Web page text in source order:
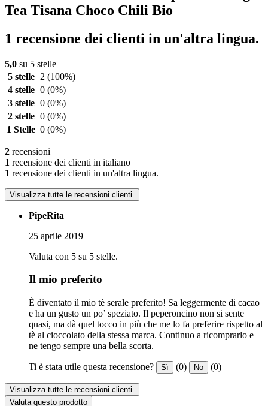
Tea Tisana Choco Chili Bio
1 recensione dei clienti in un'altra lingua.
5,0 su 5 stelle
5 stelle
2 (100%)
4 stelle 0 (0%)
3 stelle 0 (0%)
2 stelle 0 (0%)
1 Stelle 0 (0%)
2 recensioni
1 recensione dei clienti in italiano
1 recensione dei clienti in un'altra lingua.
Visualizza tutte le recensioni clienti.
PipeRita
25 aprile 2019
Valuta con 5 su 5 stelle.
Il mio preferito
È diventato il mio tè serale preferito! Sa leggermente di cacao
e ha un gusto un po’ speziato. Il peperoncino non si sente
quasi, ma dà quel tocco in più che me lo fa preferire rispetto al
tè al cioccolato della stessa marca. Continuo a ricomprarlo e
ne tengo sempre una bella scorta.
Ti è stata utile questa recensione? Sì (0) No (0)
Visualizza tutte le recensioni clienti.
Valuta questo prodotto